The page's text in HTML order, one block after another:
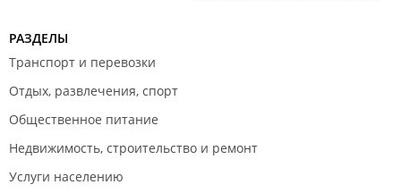
РАЗДЕЛЫ
Транспорт и перевозки
Отдых, развлечения, спорт
Общественное питание
Недвижимость, строительство и ремонт
Услуги населению